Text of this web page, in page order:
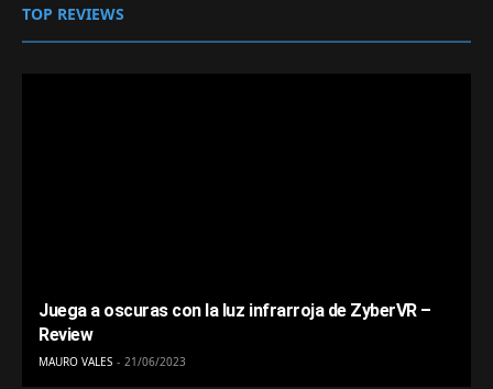
TOP REVIEWS
Juega a oscuras con la luz infrarroja de ZyberVR –
Review
MAURO VALES 21/06/2023